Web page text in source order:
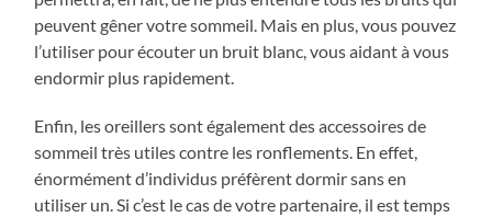
peuvent gêner votre sommeil. Mais en plus, vous pouvez
l’utiliser pour écouter un bruit blanc, vous aidant à vous
endormir plus rapidement.
Enfin, les oreillers sont également des accessoires de
sommeil très utiles contre les ronflements. En effet,
énormément d’individus préfèrent dormir sans en
utiliser un. Si c’est le cas de votre partenaire, il est temps